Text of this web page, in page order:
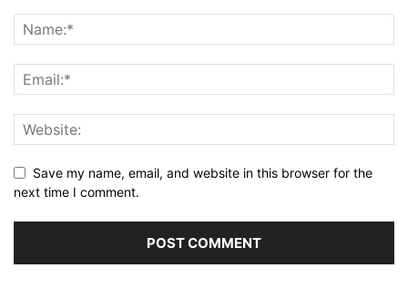
Save my name, email, and website in this browser for the
next time I comment.